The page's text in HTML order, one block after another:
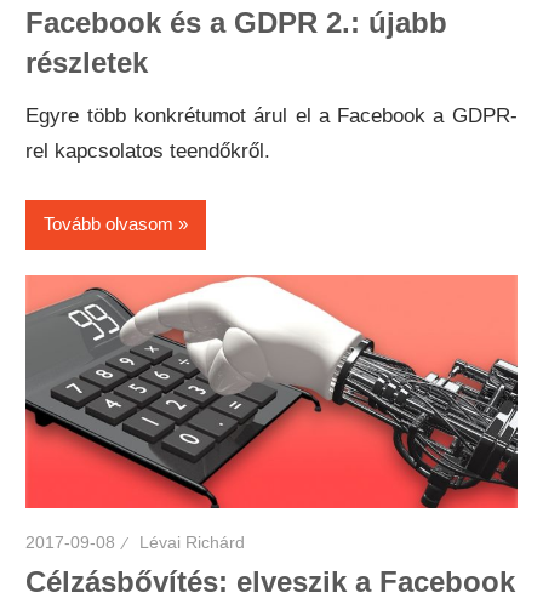
Facebook és a GDPR 2.: újabb
részletek
Egyre több konkrétumot árul el a Facebook a GDPR-
rel kapcsolatos teendőkről.
Tovább olvasom
2017-09-08 Lévai Richárd
Célzásbővítés: elveszik a Facebook